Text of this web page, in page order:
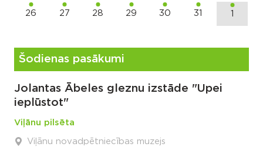
26 27 28 29 30 31 1
Šodienas pasākumi
Jolantas Ābeles gleznu izstāde "Upei
ieplūstot"
Viļānu pilsēta
Viļānu novadpētniecības muzejs